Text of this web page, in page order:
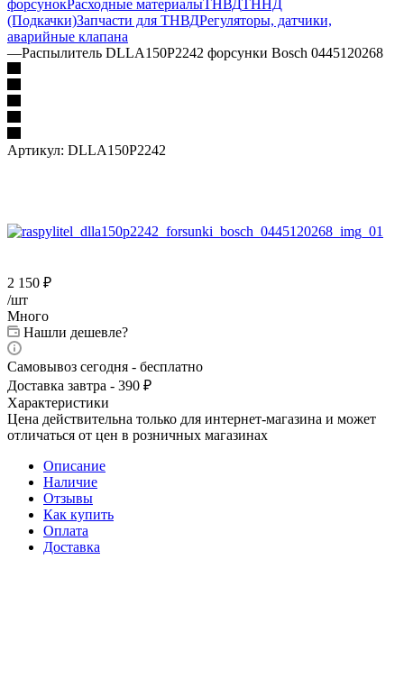
форсунокРасходные материалыТНВД ТННД
(Подкачки)Запчасти для ТНВДРегуляторы, датчики,
аварийные клапана
—Распылитель DLLA150P2242 форсунки Bosch 0445120268
Артикул: DLLA150P2242
2 150 ₽
/шт
Много
Нашли дешевле?
Самовывоз сегодня - бесплатно
Доставка завтра - 390 ₽
Характеристики
Цена действительна только для интернет-магазина и может
отличаться от цен в розничных магазинах
Описание
Наличие
Отзывы
Как купить
Оплата
Доставка